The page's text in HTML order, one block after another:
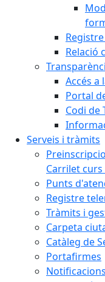
Relació
Accés a
Portal
Codi de
Serveis i tràmits
Carrilet curs
Punts
Registre
Tràmits i
Carpeta
Catàleg de
Portafirmes